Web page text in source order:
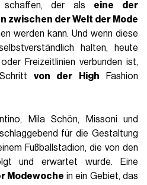
schaffen, der als eine der
der Welt der Mode
werden kann. Und wenn diese
halten, heute
Freizeitlinien verbunden ist,
von der High Fashion
Mila Schön, Missoni und
für die Gestaltung
Fußballstadion, die von den
und erwartet wurde. Eine
Modewoche in ein Gebiet, das